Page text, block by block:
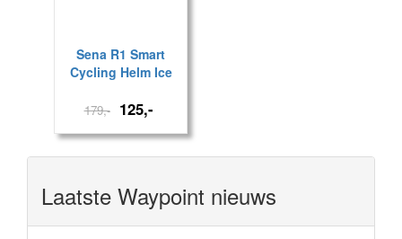
Sena R1 Smart
Cycling Helm Ice
179,- 125,-
Laatste Waypoint nieuws